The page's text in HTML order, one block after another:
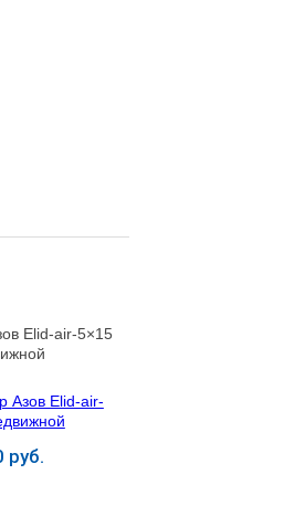
Elid-air-5×15
руб.